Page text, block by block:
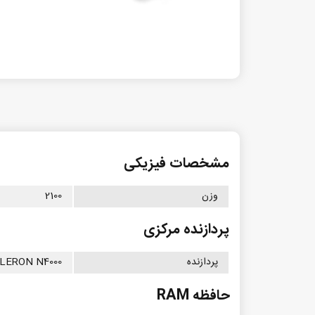
مشخصات فیزیکی
وزن 2100
پردازنده مرکزی
پردازنده N4000
حافظه RAM